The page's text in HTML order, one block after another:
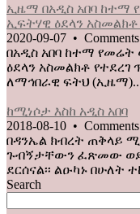
ኢዜማ በአዲስ አበባ ከተማ
ኢፍትሃዊ ዕደላን
2020-09-07 •
በአዲስ አበባ ከተማ
ዕደላን አስመልክቶ
ለማኅበራዊ ፍትህ
ከሚነሶታ እስከ አዲስ አበባ
2018-08-10 •
በዳንኤል ክብረት ጠቅላይ
ጉብኝታቸውን ፈጽመው ወደ
ደርሰናል፡፡ ልዑካኑ በሁለት
Search